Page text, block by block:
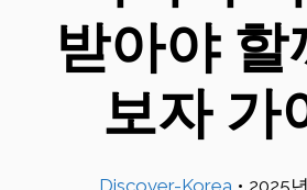
받아야 할
보자 가
Discover-Korea • 2025